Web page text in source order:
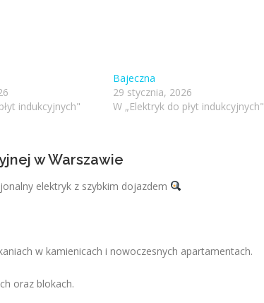
indukcyjnych"
Bajeczna
29 stycznia, 2026
W „Elektryk do płyt indukcyjnych"
w Warszawie
elektryk z szybkim dojazdem
w kamienicach i nowoczesnych apartamentach.
oraz blokach.